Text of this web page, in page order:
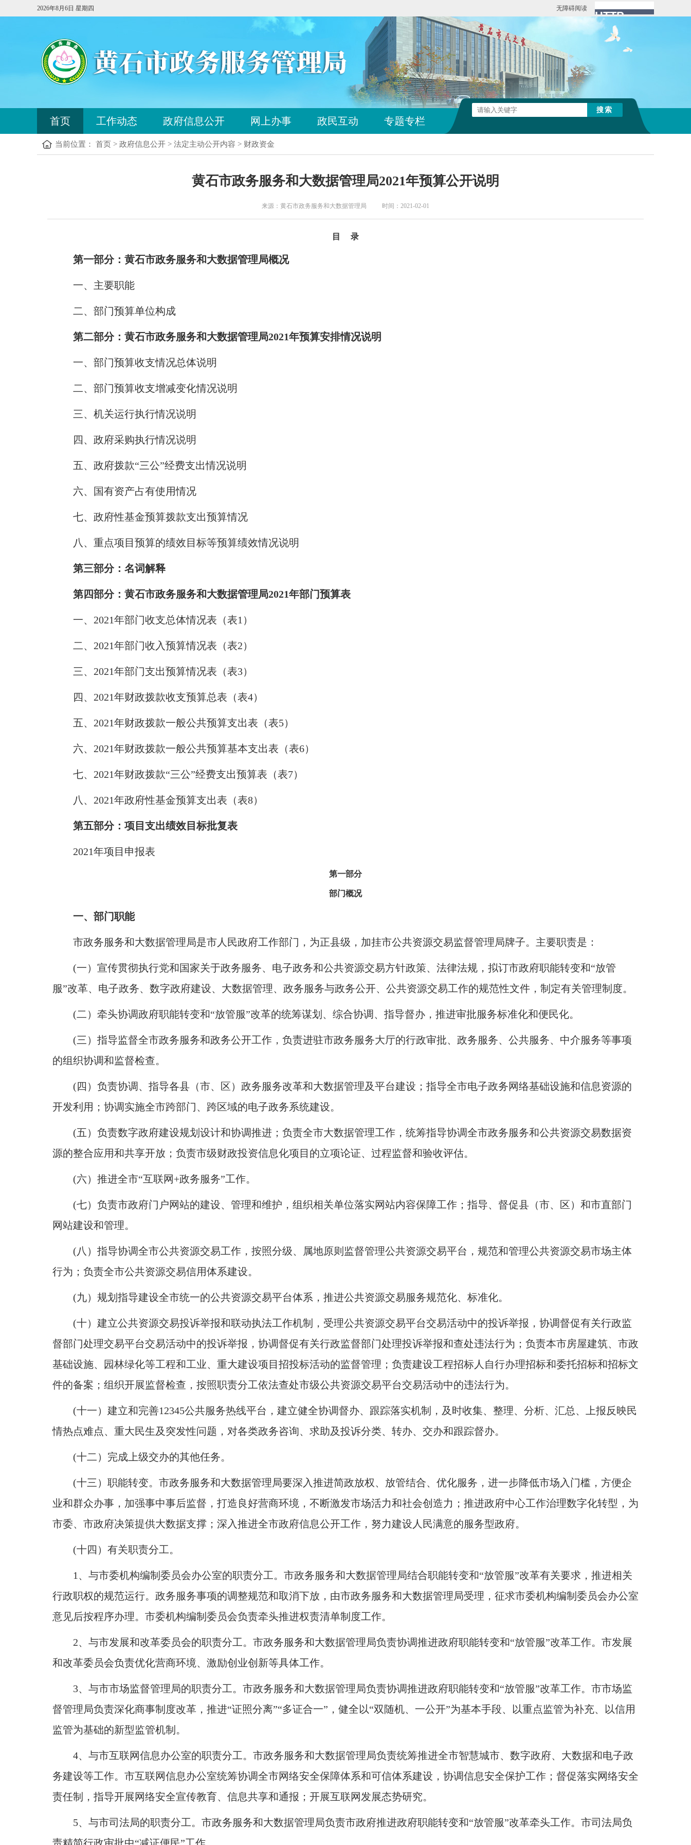
无障碍阅读
2026年8月6日 星期四
进
入
站
首页 工作动态 政府信息公开 网上办事 政民互动 专题专栏
离
站
导
航
当前位置： 首页 > 政府信息公开 > 法定主动公开内容 > 财政资金
内
黄石市政务服务和大数据管理局2021年预算公开说明
来源：黄石市政务服务和大数据管理局 时间：2021-02-01
目 录
第一部分：黄石市政务服务和大数据管理局概况
一、主要职能
二、部门预算单位构成
第二部分：黄石市政务服务和大数据管理局2021年预算安排情况说明
一、部门预算收支情况总体说明
二、部门预算收支增减变化情况说明
三、机关运行执行情况说明
四、政府采购执行情况说明
五、政府拨款“三公”经费支出情况说明
六、国有资产占有使用情况
七、政府性基金预算拨款支出预算情况
八、重点项目预算的绩效目标等预算绩效情况说明
第三部分：名词解释
第四部分：黄石市政务服务和大数据管理局2021年部门预算表
一、2021年部门收支总体情况表（表1）
二、2021年部门收入预算情况表（表2）
三、2021年部门支出预算情况表（表3）
四、2021年财政拨款收支预算总表（表4）
五、2021年财政拨款一般公共预算支出表（表5）
六、2021年财政拨款一般公共预算基本支出表（表6）
七、2021年财政拨款“三公”经费支出预算表（表7）
八、2021年政府性基金预算支出表（表8）
第五部分：项目支出绩效目标批复表
2021年项目申报表
第一部分
部门概况
一、部门职能
市政务服务和大数据管理局是市人民政府工作部门，为正县级，加挂市公共资源交易监督管理局牌子。 主要职责是：
(一）宣传贯彻执行党和国家关于政务服务、电子政务和公共资源交易方针政策、法律法规，拟订市政府职能转变和“放管
服”改革、电子政务、数字政府建设、大数据管理、政务服务与政务公开、公共资源交易工作的规范性文件，制定有关管理制度。
(二）牵头协调政府职能转变和“放管服”改革的统筹谋划、综合协调、指导督办，推进审批服务标准化和便民化。
(三）指导监督全市政务服务和政务公开工作，负责进驻市政务服务大厅的行政审批、政务服务、公共服务、中介服务等事项
的组织协调和监督检查。
(四）负责协调、指导各县（市、区）政务服务改革和大数据管理及平台建设 ； 指导全市电子政务网络基础设施和信息资源的
开发利用 ； 协调实施全市跨部门、跨区域的电子政务系统建设。
(五）负责数字政府建设规划设计和协调推进 ； 负责全市大数据管理工作，统筹指导协调全市政务服务和公共资源交易数据资
源的整合应用和共享开放 ； 负责市级财政投资信息化项目的立项论证、过程监督和验收评估。
(六）推进全市“互联网+政务服务”工作。
(七）负责市政府门户网站的建设、管理和维护，组织相关单位落实网站内容保障工作 ； 指导、督促县（市、区）和市直部门
网站建设和管理。
(八）指导协调全市公共资源交易工作，按照分级、属地原则监督管理公共资源交易平台，规范和管理公共资源交易市场主体
行为 ； 负责全市公共资源交易信用体系建设。
(九）规划指导建设全市统一的公共资源交易平台体系，推进公共资源交易服务规范化、标准化。
(十）建立公共资源交易投诉举报和联动执法工作机制，受理公共资源交易平台交易活动中的投诉举报，协调督促有关行政监
督部门处理交易平台交易活动中的投诉举报，协调督促有关行政监督部门处理投诉举报和查处违法行为 ； 负责本市房屋建筑、市政
基础设施、园林绿化等工程和工业、重大建设项目招投标活动的监督管理 ； 负责建设工程招标人自行办理招标和委托招标和招标文
件的备案 ； 组织开展监督检查，按照职责分工依法查处市级公共资源交易平台交易活动中的违法行为。
(十一）建立和完善12345公共服务热线平台，建立健全协调督办、跟踪落实机制，及时收集、整理、分析、汇总、上报反映民
情热点难点、重大民生及突发性问题，对各类政务咨询、求助及投诉分类、转办、交办和跟踪督办。
(十二）完成上级交办的其他任务。
(十三）职能转变。 市政务服务和大数据管理局要深入推进简政放权、放管结合、优化服务，进一步降低市场入门槛，方便企
业和群众办事，加强事中事后监督，打造良好营商环境，不断激发市场活力和社会创造力 ； 推进政府中心工作治理数字化转型，为
市委、市政府决策提供大数据支撑 ； 深入推进全市政府信息公开工作，努力建设人民满意的服务型政府。
(十四）有关职责分工。
1、与市委机构编制委员会办公室的职责分工。 市政务服务和大数据管理局结合职能转变和“放管服”改革有关要求，推进相关
行政职权的规范运行。 政务服务事项的调整规范和取消下放，由市政务服务和大数据管理局受理，征求市委机构编制委员会办公室
意见后按程序办理。 市委机构编制委员会负责牵头推进权责清单制度工作。
2、与市发展和改革委员会的职责分工。 市政务服务和大数据管理局负责协调推进政府职能转变和“放管服”改革工作。 市发展
和改革委员会负责优化营商环境、激励创业创新等具体工作。
3、与市市场监督管理局的职责分工。 市政务服务和大数据管理局负责协调推进政府职能转变和“放管服”改革工作。 市市场监
督管理局负责深化商事制度改革，推进“证照分离”“多证合一”，健全以“双随机、一公开”为基本手段、以重点监管为补充、以信用
监管为基础的新型监管机制 。
4、与市互联网信息办公室的职责分工。 市政务服务和大数据管理局负责统筹推进全市智慧城市、数字政府、大数据和电子政
务建设等工作。 市互联网信息办公室统筹协调全市网络安全保障体系和可信体系建设，协调信息安全保护工作 ； 督促落实网络安全
责任制，指导开展网络安全宣传教育、信息共享和通报 ； 开展互联网发展态势研究。
5、与市司法局的职责分工。 市政务服务和大数据管理局负责市政府推进政府职能转变和“放管服”改革牵头工作。 市司法局负